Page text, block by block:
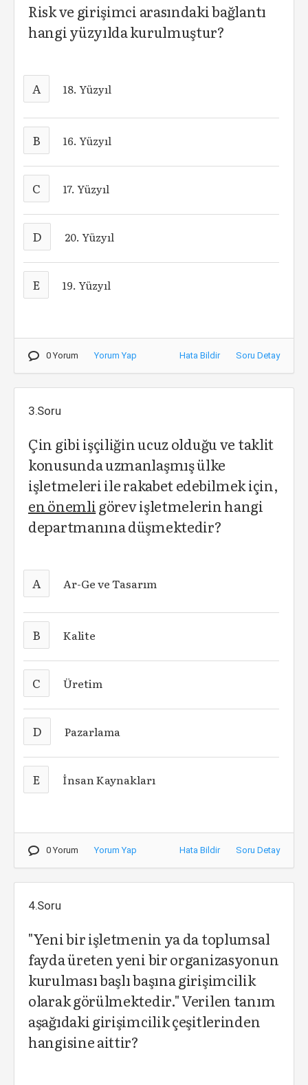
Risk ve girişimci arasındaki bağlantı
hangi yüzyılda kurulmuştur?
A 18. Yüzyıl
B 16. Yüzyıl
C 17. Yüzyıl
D 20. Yüzyıl
E 19. Yüzyıl
0 Yorum Yorum Yap Hata Bildir Soru Detay
3.Soru
Çin gibi işçiliğin ucuz olduğu ve taklit
konusunda uzmanlaşmış ülke
işletmeleri ile rakabet edebilmek için,
en önemli görev işletmelerin hangi
departmanına düşmektedir?
A Ar-Ge ve Tasarım
B Kalite
C Üretim
D Pazarlama
E İnsan Kaynakları
0 Yorum Yorum Yap Hata Bildir Soru Detay
4.Soru
"Yeni bir işletmenin ya da toplumsal
fayda üreten yeni bir organizasyonun
kurulması başlı başına girişimcilik
olarak görülmektedir." Verilen tanım
aşağıdaki girişimcilik çeşitlerinden
hangisine aittir?